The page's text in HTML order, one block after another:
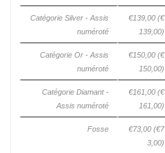
Catégorie Silver - Assis
numéroté
€139,00 (€
139,00)
Catégorie Or - Assis
numéroté
€150,00 (€
150,00)
Catégorie Diamant -
Assis numéroté
€161,00 (€
161,00)
Fosse €73,00 (€7
3,00)